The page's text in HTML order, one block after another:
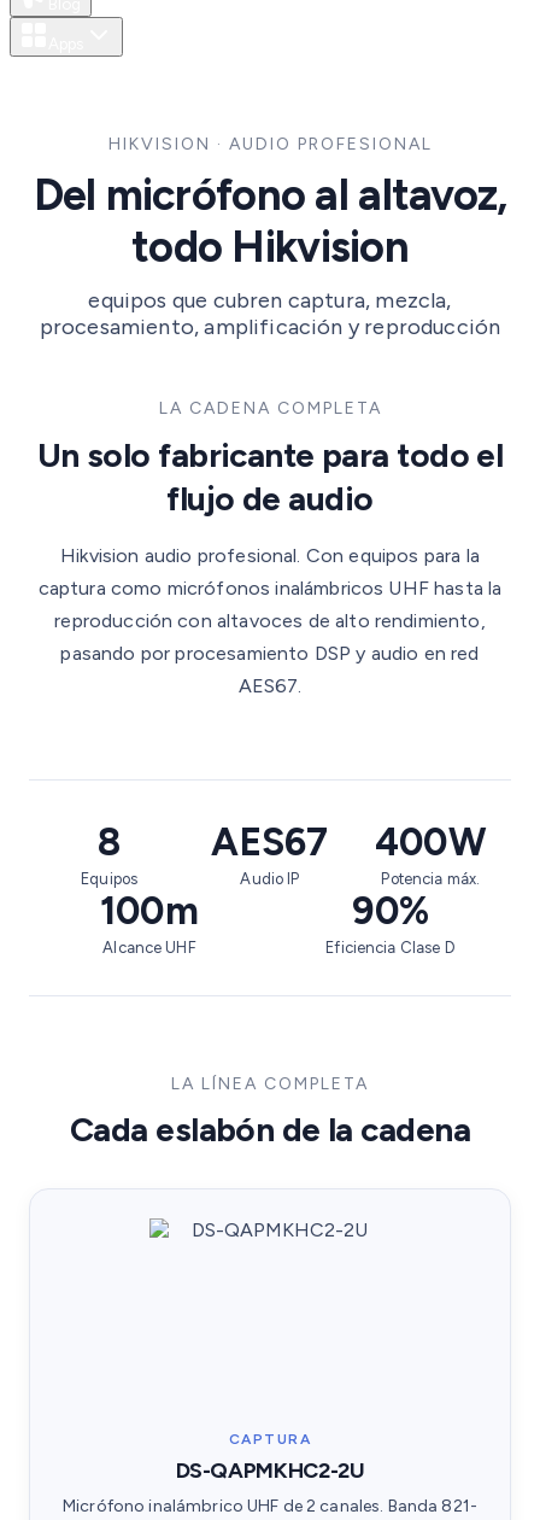
HIKVISION · AUDIO PROFESIONAL
Del micrófono al altavoz,
todo Hikvision
equipos que cubren captura, mezcla,
procesamiento, amplificación y reproducción
LA CADENA COMPLETA
Un solo fabricante para todo el
flujo de audio
Hikvision audio profesional. Con equipos para la
captura como micrófonos inalámbricos UHF hasta la
reproducción con altavoces de alto rendimiento,
pasando por procesamiento DSP y audio en red
AES67.
8
Equipos
AES67
Audio IP
400W
Potencia máx.
100m
Alcance UHF
90%
Eficiencia Clase D
LA LÍNEA COMPLETA
Cada eslabón de la cadena
CAPTURA
DS-QAPMKHC2-2U
Micrófono inalámbrico UHF de 2 canales. Banda 821-